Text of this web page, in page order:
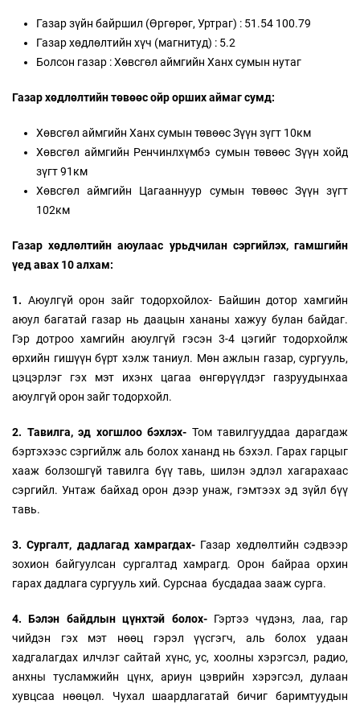
Газар зүйн байршил (Өргөрөг, Уртраг) : 51.54 100.79
Газар хөдлөлтийн хүч (магнитуд) : 5.2
Болсон газар : Хөвсгөл аймгийн Ханх сумын нутаг
Газар хөдлөлтийн төвөөс ойр орших аймаг сумд:
Хөвсгөл аймгийн Ханх сумын төвөөс Зүүн зүгт 10км
Хөвсгөл аймгийн Ренчинлхүмбэ сумын төвөөс Зүүн хойд
зүгт 91км
Хөвсгөл аймгийн Цагааннуур сумын төвөөс Зүүн зүгт
102км
Газар хөдлөлтийн аюулаас урьдчилан сэргийлэх, гамшгийн
үед авах 10 алхам:
1. Аюулгүй орон зайг тодорхойлох- Байшин дотор хамгийн
аюул багатай газар нь даацын хананы хажуу булан байдаг.
Гэр дотроо хамгийн аюулгүй гэсэн 3-4 цэгийг тодорхойлж
өрхийн гишүүн бүрт хэлж таниул. Мөн ажлын газар, сургууль,
цэцэрлэг гэх мэт ихэнх цагаа өнгөрүүлдэг газруудынхаа
аюулгүй орон зайг тодорхойл.
2. Тавилга, эд хогшлоо бэхлэх- Том тавилгууддаа дарагдаж
бэртэхээс сэргийлж аль болох хананд нь бэхэл. Гарах гарцыг
хааж болзошгүй тавилга бүү тавь, шилэн эдлэл хагарахаас
сэргийл. Унтаж байхад орон дээр унаж, гэмтээх эд зүйл бүү
тавь.
3. Сургалт, дадлагад хамрагдах- Газар хөдлөлтийн сэдвээр
зохион байгуулсан сургалтад хамрагд. Орон байраа орхин
гарах дадлага сургууль хий. Сурснаа бусдадаа зааж сурга.
4. Бэлэн байдлын цүнхтэй болох- Гэртээ чүдэнз, лаа, гар
чийдэн гэх мэт нөөц гэрэл үүсгэгч, аль болох удаан
хадгалагдах илчлэг сайтай хүнс, ус, хоолны хэрэгсэл, радио,
анхны тусламжийн цүнх, ариун цэврийн хэрэгсэл, дулаан
хувцсаа нөөцөл. Чухал шаардлагатай бичиг баримтуудын